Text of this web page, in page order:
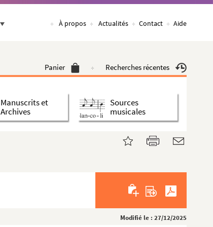
À propos Actualités Contact Aide
Panier Recherches récentes
Manuscrits et
Archives
Sources
musicales
Modifié le : 27/12/2025